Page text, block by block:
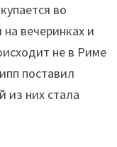
во
вечеринках и
не в Риме
поставил
из них стала